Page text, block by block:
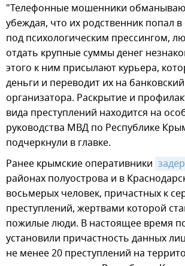
"Телефонные мошенники
убеждая, что их родственник попал в
под психологическим прессингом,
отдать крупные суммы денег
этого к ним присылают курьера,
деньги и переводит их на
организатора. Раскрытие и
вида преступлений находится на
руководства МВД по Республике
подчеркнули в главке.
Ранее крымские оперативники
районах полуострова и в
восьмерых человек, причастных к
преступлений, жертвами которой
пожилые люди. В настоящее время
установили причастность данных
не менее 20 преступлений на